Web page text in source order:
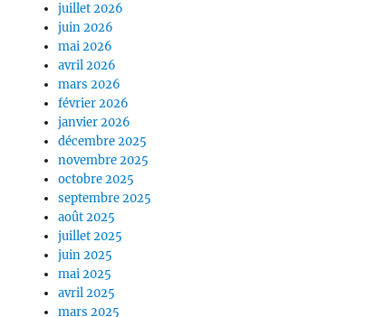
juillet 2026
juin 2026
mai 2026
avril 2026
mars 2026
février 2026
janvier 2026
décembre 2025
novembre 2025
octobre 2025
septembre 2025
août 2025
juillet 2025
juin 2025
mai 2025
avril 2025
mars 2025